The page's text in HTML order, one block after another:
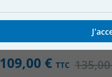
109,00 € TTC